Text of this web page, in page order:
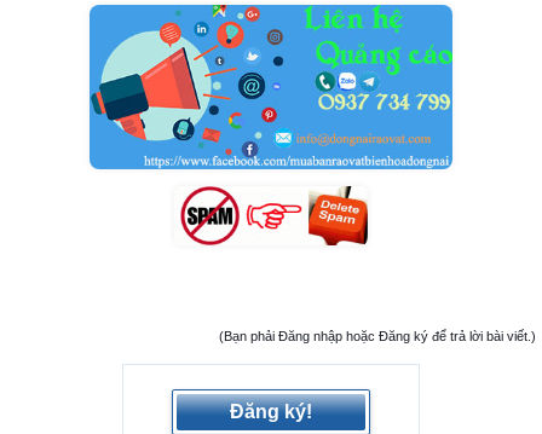
(Bạn phải Đăng nhập hoặc Đăng ký để trả lời bài viết.)
Đăng ký!